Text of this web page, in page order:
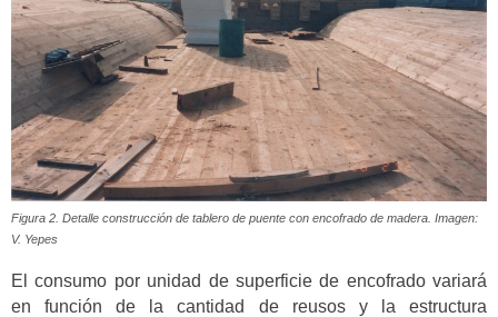
Figura 2. Detalle construcción de tablero de puente con encofrado de madera. Imagen:
V. Yepes
El consumo por unidad de superficie de encofrado variará
en función de la cantidad de reusos y la estructura